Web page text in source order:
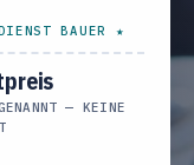
BAUER ★
— KEINE